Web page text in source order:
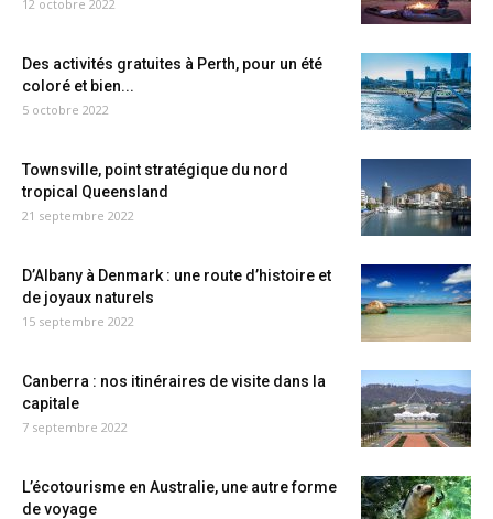
12 octobre 2022
Des activités gratuites à Perth, pour un été
coloré et bien...
5 octobre 2022
Townsville, point stratégique du nord
tropical Queensland
21 septembre 2022
D’Albany à Denmark : une route d’histoire et
de joyaux naturels
15 septembre 2022
Canberra : nos itinéraires de visite dans la
capitale
7 septembre 2022
L’écotourisme en Australie, une autre forme
de voyage